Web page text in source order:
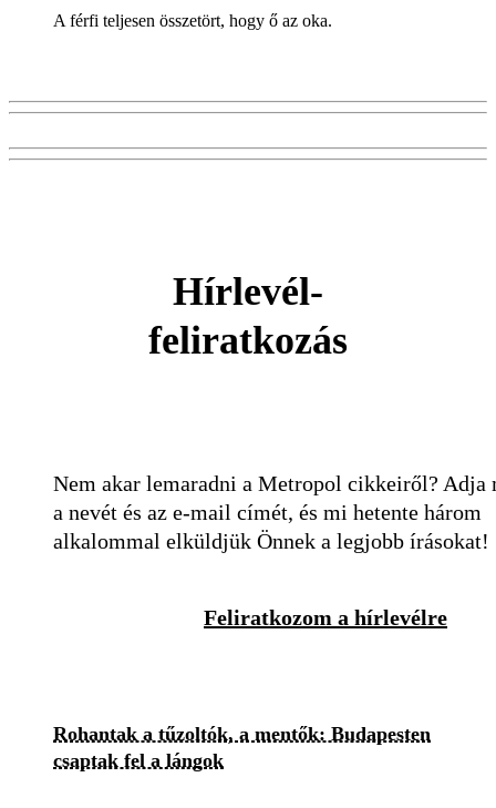
A férfi teljesen összetört, hogy ő az oka.
Hírlevél-
feliratkozás
Nem akar lemaradni a Metropol cikkeiről? Adja
a nevét és az e-mail címét, és mi hetente három
alkalommal elküldjük Önnek a legjobb írásokat!
Feliratkozom a hírlevélre
Rohantak a tűzoltók, a mentők: Budapesten
csaptak fel a lángok